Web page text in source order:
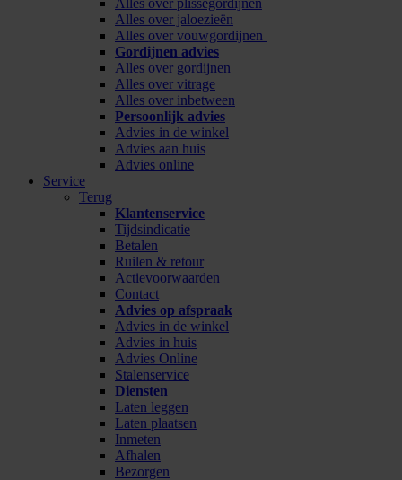
Alles over plisségordijnen
Alles over jaloezieën
Alles over vouwgordijnen
Gordijnen advies
Alles over gordijnen
Alles over vitrage
Alles over inbetween
Persoonlijk advies
Advies in de winkel
Advies aan huis
Advies online
Service
Terug
Klantenservice
Tijdsindicatie
Betalen
Ruilen & retour
Actievoorwaarden
Contact
Advies op afspraak
Advies in de winkel
Advies in huis
Advies Online
Stalenservice
Diensten
Laten leggen
Laten plaatsen
Inmeten
Afhalen
Bezorgen